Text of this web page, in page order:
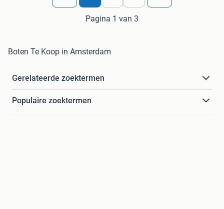
Pagina 1 van 3
Boten Te Koop in Amsterdam
Gerelateerde zoektermen
Populaire zoektermen